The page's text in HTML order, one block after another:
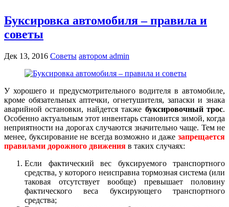
Буксировка автомобиля – правила и
советы
Дек 13, 2016 Советы автором admin
У хорошего и предусмотрительного водителя в автомобиле,
кроме обязательных аптечки, огнетушителя, запаски и знака
аварийной остановки, найдется также буксировочный трос.
Особенно актуальным этот инвентарь становится зимой, когда
неприятности на дорогах случаются значительно чаще. Тем не
менее, буксирование не всегда возможно и даже запрещается
правилами дорожного движения в таких случаях:
Если фактический вес буксируемого транспортного
средства, у которого неисправна тормозная система (или
таковая отсутствует вообще) превышает половину
фактического веса буксирующего транспортного
средства;